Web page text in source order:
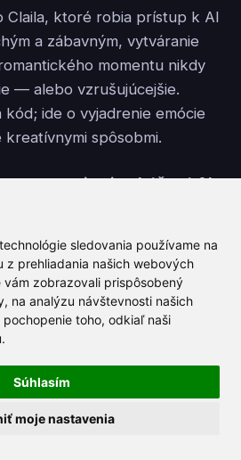
sledovania používame na
z prehliadania našich webových
vám zobrazovali prispôsobený
na analýzu návštevnosti našich
toho, odkiaľ naši
Súhlasím
moje nastavenia
Claila, ktoré robia prístup k AI
a zábavným, vytváranie
momentu nikdy
— alebo vzrušujúcejšie.
ide o vyjadrenie emócie
spôsobmi.
— teraz je aj poháňaná AI.
účet